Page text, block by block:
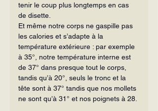
tenir le coup plus longtemps en cas
de disette.
Et même notre corps ne gaspille pas
les calories et s’adapte à la
température ex­térieure : par exemple
à 35°, notre température interne est
de 37° dans presque tout le corps,
tandis qu’à 20°, seuls le tronc et la
tête sont à 37° tandis que nos mollets
ne sont qu’à 31° et nos poignets à 28.